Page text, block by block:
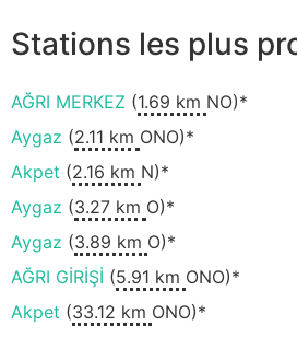
Stations les plus
AĞRI MERKEZ (1.69 km NO)*
Aygaz (2.11 km ONO)*
Akpet (2.16 km N)*
Aygaz (3.27 km O)*
Aygaz (3.89 km O)*
AĞRI GİRİŞİ (5.91 km ONO)*
Akpet (33.12 km ONO)*